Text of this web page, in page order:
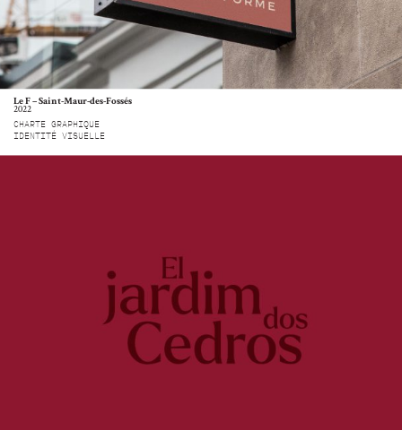
Le F – Saint-Maur-des-Fossés
2022
CHARTE GRAPHIQUE
IDENTITÉ VISUELLE